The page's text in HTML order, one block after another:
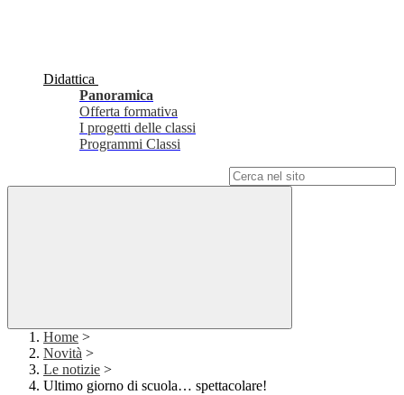
Didattica
Panoramica
Offerta formativa
I progetti delle classi
Programmi Classi
Home >
Novità >
Le notizie >
Ultimo giorno di scuola… spettacolare!